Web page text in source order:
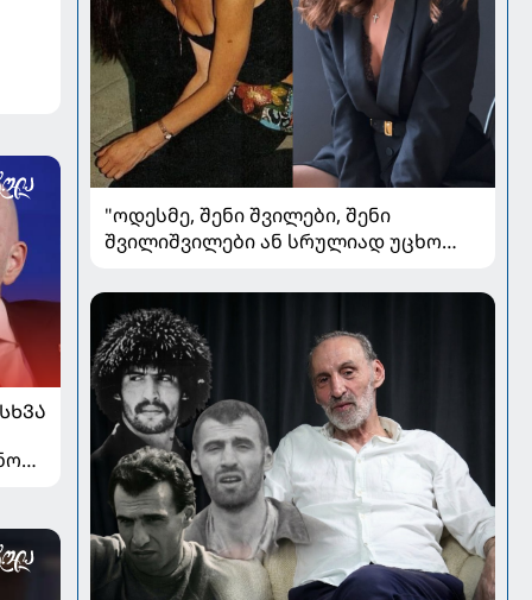
"ოდესმე, შენი შვილები, შენი
შვილიშვილები ან სრულიად უცხო
პორტრეტს...." - რას წერს მარი ნაკანი
კრისტი ყიფშიძეზე